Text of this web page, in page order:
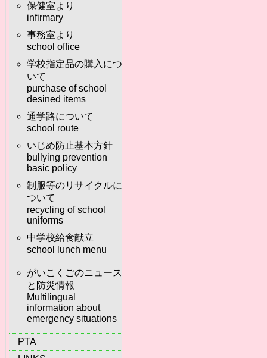
保健室より
infirmary
事務室より
school office
学校指定品の購入につ
いて
purchase of school
desined items
通学路について
school route
いじめ防止基本方針
bullying prevention
basic policy
制服等のリサイクルに
ついて
recycling of school
uniforms
中学校給食献立
school lunch menu
がいこくごのニュース
と防災情報
Multilingual
information about
emergency situations
PTA